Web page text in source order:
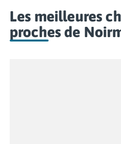
Les meilleures
proches de